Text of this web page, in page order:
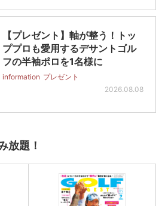
【プレゼント】軸が整う！トッ
ププロも愛用するデサントゴル
フの半袖ポロを1名様に
information プレゼント
2026.08.08
放題！